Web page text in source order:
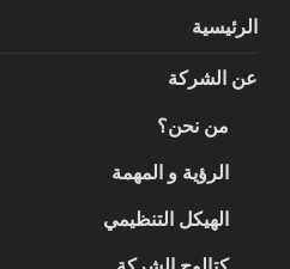
الرئيسية
عن الشركة
من نحن؟
الرؤية و المهمة
الهيكل التنظيمي